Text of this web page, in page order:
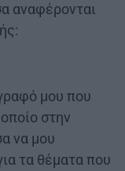
αναφέρονται
μου που
στην
να μου
τα θέματα που